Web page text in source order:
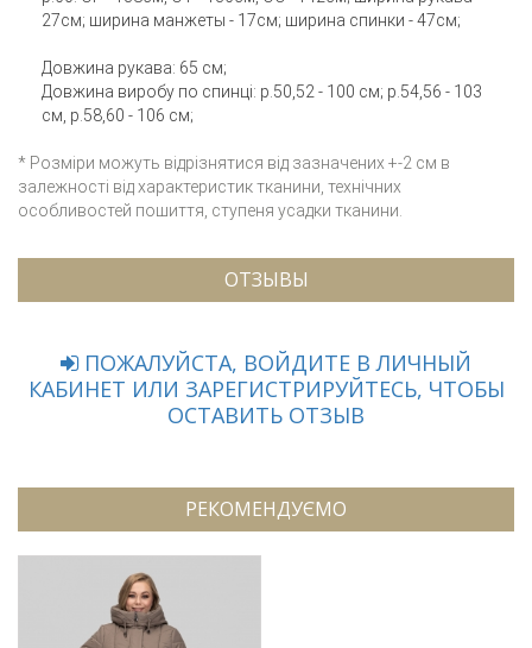
27см; ширина манжеты - 17см; ширина спинки - 47см;
Довжина рукава: 65 см;
Довжина виробу по спинці: р.50,52 - 100 см; р.54,56 - 103
см, р.58,60 - 106 см;
* Розміри можуть відрізнятися від зазначених +-2 см в
залежності від характеристик тканини, технічних
особливостей пошиття, ступеня усадки тканини.
ОТЗЫВЫ
ПОЖАЛУЙСТА, ВОЙДИТЕ В ЛИЧНЫЙ
КАБИНЕТ ИЛИ ЗАРЕГИСТРИРУЙТЕСЬ, ЧТОБЫ
ОСТАВИТЬ ОТЗЫВ
РЕКОМЕНДУЄМО